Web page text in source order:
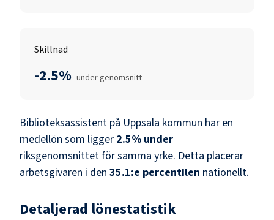
Skillnad
-2.5% under genomsnitt
Biblioteksassistent på Uppsala kommun har en
medellön som ligger 2.5% under
riksgenomsnittet för samma yrke. Detta placerar
arbetsgivaren i den 35.1:e percentilen nationellt.
Detaljerad lönestatistik